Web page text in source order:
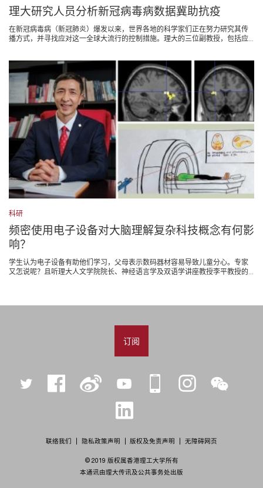
理大研究人员分析新冠病毒病数据冀助抗疫
在新冠病毒病（新冠肺炎）爆发以来，世界各地的科学家们正在努力研究其传
播方式，并寻找应对这一全球大流行的控制措施。理大的三位副教授，包括应...
科研
频密使用电子设备对大脑理解复杂科技概念有何影
响？
学生认为电子设备有助他们学习，父母表示数码器材容易导致儿童分心。专家
又怎说呢？且听理大人文学院院长、神经语言学及双语学讲座教授李平教授的...
联络我们 隐私政策声明 版权及免责声明 无障碍网页
© 2019 版权属香港理工大学所有
本通讯由理大传讯及公共事务处出版
订阅
Twitter Facebook 微
YouTube iPolyU Instagram微
LinkedIn